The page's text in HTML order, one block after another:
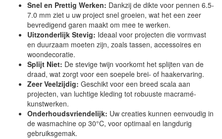
Snel en Prettig Werken: Dankzij de dikte voor pennen 6.5-
7.0 mm ziet u uw project snel groeien, wat het een zeer
bevredigend garen maakt om mee te werken.
Uitzonderlijk Stevig: Ideaal voor projecten die vormvast
en duurzaam moeten zijn, zoals tassen, accessoires en
woondecoratie.
Splijt Niet: De stevige twijn voorkomt het splijten van de
draad, wat zorgt voor een soepele brei- of haakervaring.
Zeer Veelzijdig: Geschikt voor een breed scala aan
projecten, van luchtige kleding tot robuuste macramé-
kunstwerken.
Onderhoudsvriendelijk: Uw creaties kunnen eenvoudig in
de wasmachine op 30°C, voor optimaal en langdurig
gebruiksgemak.